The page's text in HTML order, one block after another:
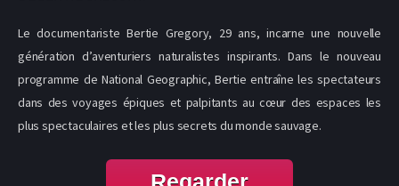
Le documentariste Bertie Gregory, 29 ans, incarne une nouvelle
génération d’aventuriers naturalistes inspirants. Dans le nouveau
programme de National Geographic, Bertie entraîne les spectateurs
dans des voyages épiques et palpitants au cœur des espaces les
plus spectaculaires et les plus secrets du monde sauvage.